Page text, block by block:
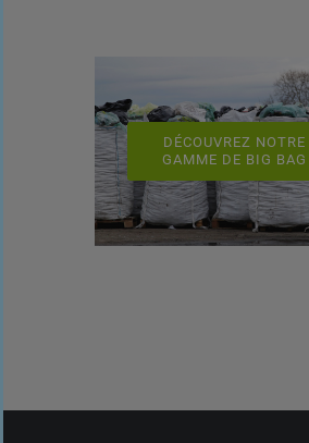
DÉCOUVREZ NOTRE
GAMME DE BIG BAG